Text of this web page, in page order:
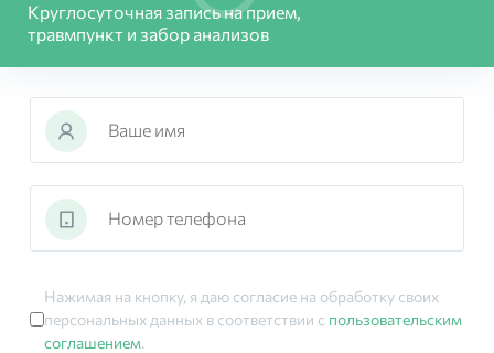
Круглосуточная запись на прием,
травмпункт и забор анализов
Нажимая на кнопку, я даю согласие на обработку своих
персональных данных в соответствии с пользовательским
соглашением.